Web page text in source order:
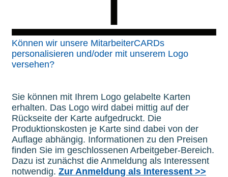
Können wir unsere MitarbeiterCARDs
personalisieren und/oder mit unserem Logo
versehen?
Sie können mit Ihrem Logo gelabelte Karten
erhalten. Das Logo wird dabei mittig auf der
Rückseite der Karte aufgedruckt. Die
Produktionskosten je Karte sind dabei von der
Auflage abhängig. Informationen zu den Preisen
finden Sie im geschlossenen Arbeitgeber-Bereich.
Dazu ist zunächst die Anmeldung als Interessent
notwendig. Zur Anmeldung als Interessent >>